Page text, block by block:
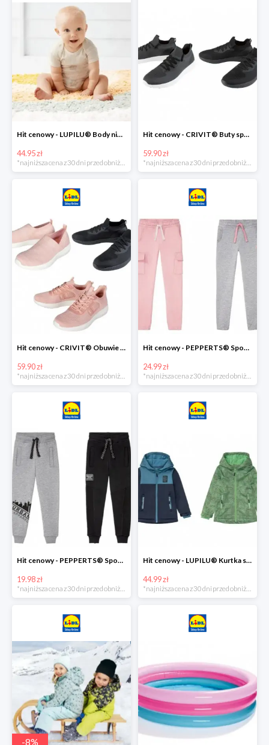
Hit cenowy - LUPILU® Body niemowlęce z biobawełny, z krótkim rękawem, 5 sztuk
44.95 zł
*najniższa cena z 30 dni przed obniżką
Hit cenowy - CRIVIT® Buty sportowe chłopięce WellWalk, 1 para
59.90 zł
*najniższa cena z 30 dni przed obniżką
Hit cenowy - CRIVIT® Obuwie dziewczęce sportowe i na co dzień, 1 para
59.90 zł
Hit cenowy - PEPPERTS® Spodnie dresowe dziewczęce, 1 para
24.99 zł
Hit cenowy - PEPPERTS® Spodnie dresowe chłopięce, 1 para
19.98 zł
Hit cenowy - LUPILU® Kurtka softshell chłopięca, 1 sztuka
44.99 zł
-8%